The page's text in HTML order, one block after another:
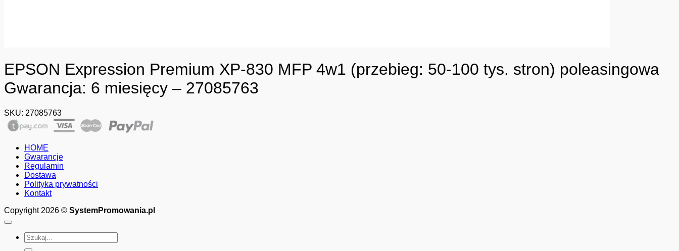
EPSON Expression Premium XP-830 MFP 4w1 (przebieg: 50-100 tys. stron) poleasingowa
Gwarancja: 6 miesięcy – 27085763
SKU: 27085763
HOME
Gwarancje
Regulamin
Dostawa
Polityka prywatności
Kontakt
Copyright 2026 © SystemPromowania.pl
Szukaj: